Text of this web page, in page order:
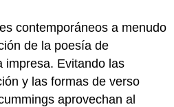
contemporáneos a menudo
de la poesía de
impresa. Evitando las
y las formas de verso
aprovechan al